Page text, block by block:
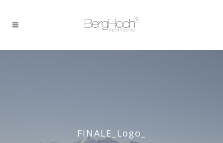
FINALE_Logo_